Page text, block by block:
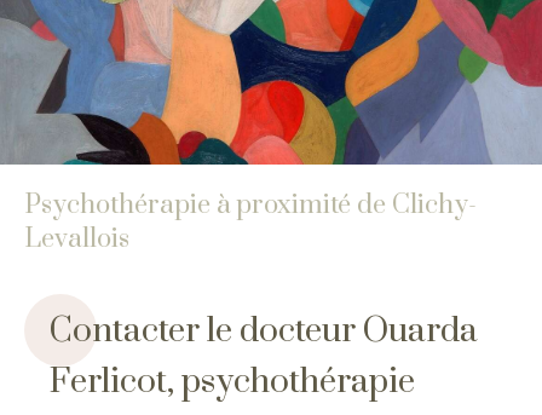
Psychothérapie à proximité de Clichy-
Levallois
Contacter le docteur Ouarda
Ferlicot, psychothérapie